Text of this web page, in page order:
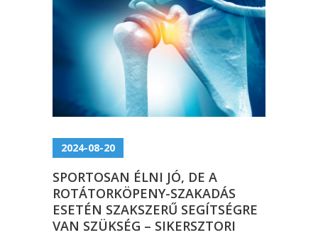
2024-08-20
SPORTOSAN ÉLNI JÓ, DE A
ROTÁTORKÖPENY-SZAKADÁS
ESETÉN SZAKSZERŰ SEGÍTSÉGRE
VAN SZÜKSÉG – SIKERSZTORI